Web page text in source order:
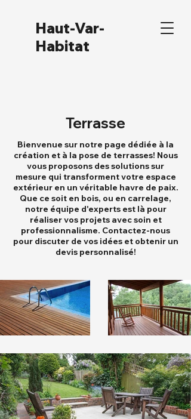
Haut-Var-
Habitat
Terrasse
Bienvenue sur notre page dédiée à la
création et à la pose de terrasses! Nous
vous proposons des solutions sur
mesure qui transforment votre espace
extérieur en un véritable havre de paix.
Que ce soit en bois, ou en carrelage,
notre équipe d'experts est là pour
réaliser vos projets avec soin et
professionnalisme. Contactez-nous
pour discuter de vos idées et obtenir un
devis personnalisé!